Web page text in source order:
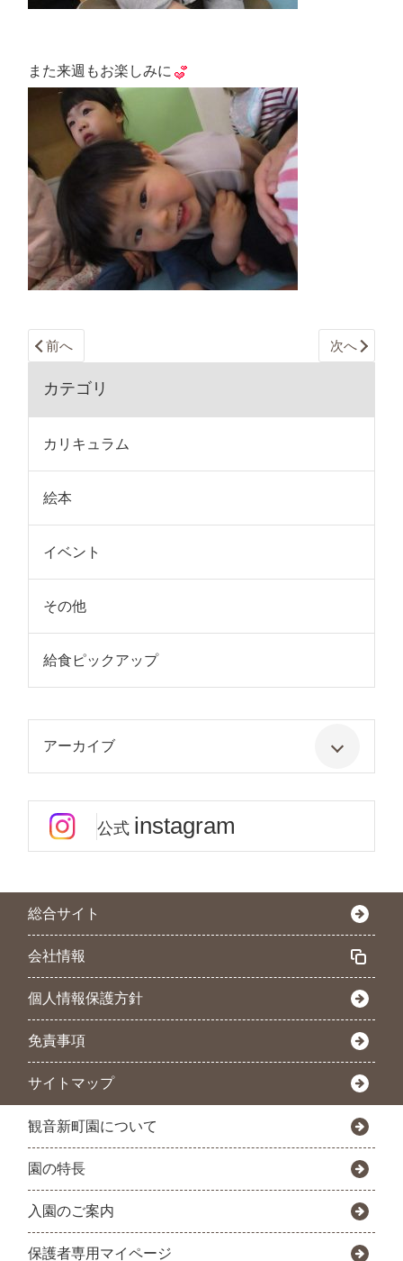
また来週もお楽しみに
前へ 次へ
カテゴリ
カリキュラム
絵本
イベント
その他
給食ピックアップ
アーカイブ
公式 instagram
総合サイト
会社情報
個人情報保護方針
免責事項
サイトマップ
観音新町園について
園の特長
入園のご案内
保護者専用マイページ